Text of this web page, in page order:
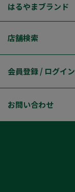
はるやまブランド
店舗検索
会員登録 / ログイン
お問い合わせ